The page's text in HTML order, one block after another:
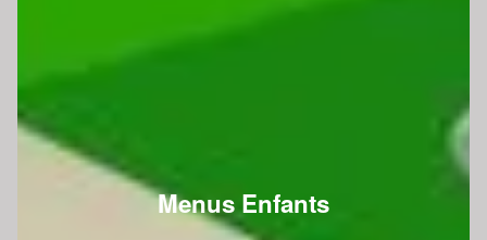
Menus Enfants